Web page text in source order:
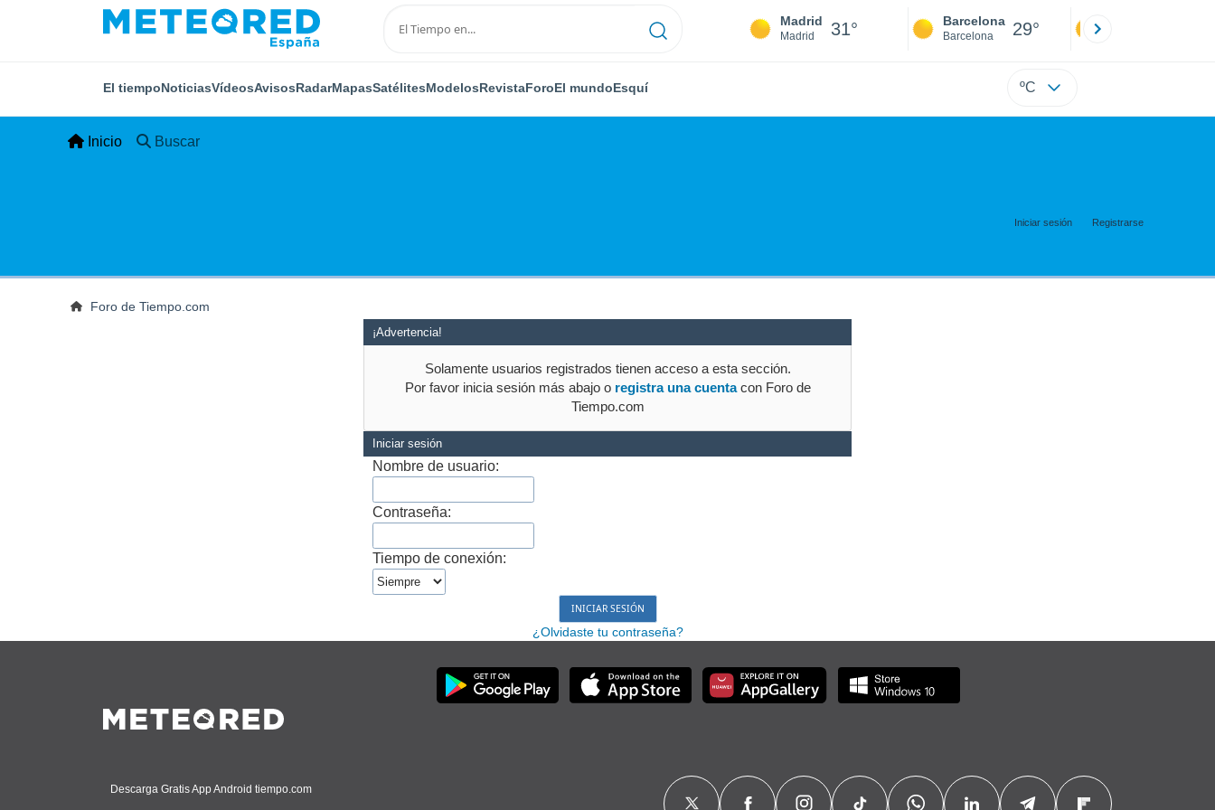
Madrid
Madrid 31° Barcelona
Barcelona 29°
El tiempoNoticiasVídeosAvisosRadarMapasSatélitesModelosRevistaForoEl mundoEsquí ºC
Inicio Buscar
Iniciar sesión Registrarse
Foro de Tiempo.com
¡Advertencia!
Solamente usuarios registrados tienen acceso a esta sección.
Por favor inicia sesión más abajo o registra una cuentacon Foro de
Tiempo.com
Iniciar sesión
Nombre de usuario:
Contraseña:
Tiempo de conexión:
¿Olvidaste tu contraseña?
Descarga Gratis App Android tiempo.com